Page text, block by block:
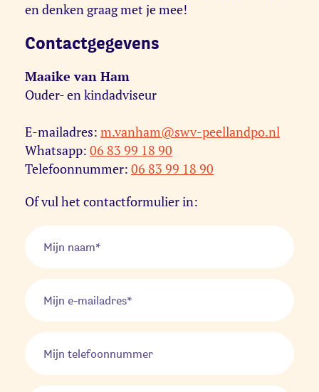
en denken graag met je mee!
Contactgegevens
Maaike van Ham
Ouder- en kindadviseur
E-mailadres: m.vanham@swv-peellandpo.nl
Whatsapp: 06 83 99 18 90
Telefoonnummer: 06 83 99 18 90
Of vul het contactformulier in: